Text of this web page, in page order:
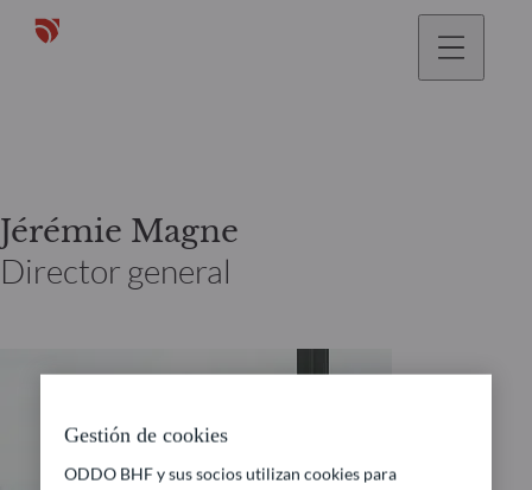
Jérémie Magne
Director general
Gestión de cookies
ODDO BHF y sus socios utilizan cookies para